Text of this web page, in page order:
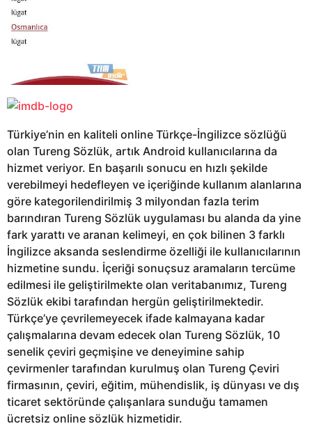
Türkiye’nin en kaliteli online Türkçe-İngilizce sözlüğü
olan Tureng Sözlük, artık Android kullanıcılarına da
hizmet veriyor. En başarılı sonucu en hızlı şekilde
verebilmeyi hedefleyen ve içeriğinde kullanım alanlarına
göre kategorilendirilmiş 3 milyondan fazla terim
barındıran Tureng Sözlük uygulaması bu alanda da yine
fark yarattı ve aranan kelimeyi, en çok bilinen 3 farklı
İngilizce aksanda seslendirme özelliği ile kullanıcılarının
hizmetine sundu. İçeriği sonuçsuz aramaların tercüme
edilmesi ile geliştirilmekte olan veritabanımız, Tureng
Sözlük ekibi tarafından hergün geliştirilmektedir.
Türkçe’ye çevrilemeyecek ifade kalmayana kadar
çalışmalarına devam edecek olan Tureng SözIük, 10
senelik çeviri geçmişine ve deneyimine sahip
çevirmenler tarafından kurulmuş olan Tureng Çeviri
firmasının, çeviri, eğitim, mühendislik, iş dünyası ve dış
ticaret sektöründe çalışanlara sunduğu tamamen
ücretsiz online sözlük hizmetidir.